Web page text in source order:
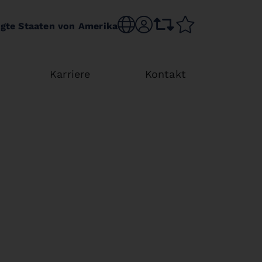
Staaten von Amerika Choose language
sr.accountcomparison list
Karriere Kontakt